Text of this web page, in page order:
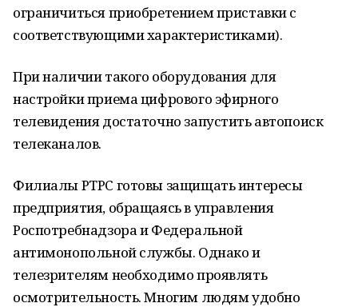
ограничиться приобретением приставки с
соответствующими характеристиками).
При наличии такого оборудования для
настройки приема цифрового эфирного
телевидения достаточно запустить автопоиск
телеканалов.
Филиалы РТРС готовы защищать интересы
предприятия, обращаясь в управления
Роспотребнадзора и Федеральной
антимонопольной службы. Однако и
телезрителям необходимо проявлять
осмотрительность. Многим людям удобно